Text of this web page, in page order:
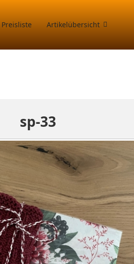
Preisliste Artikelübersicht
sp-33